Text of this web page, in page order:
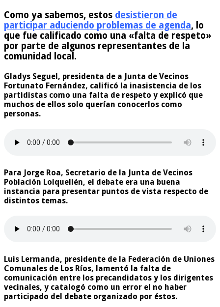
Como ya sabemos, estos desistieron de
participar aduciendo problemas de agenda, lo
que fue calificado como una «falta de respeto»
por parte de algunos representantes de la
comunidad local.
Gladys Seguel, presidenta de a Junta de Vecinos
Fortunato Fernández, calificó la inasistencia de los
partidistas como una falta de respeto y explicó que
muchos de ellos solo querían conocerlos como
personas.
Para Jorge Roa, Secretario de la Junta de Vecinos
Población Lolquellén, el debate era una buena
instancia para presentar puntos de vista respecto de
distintos temas.
Luis Lermanda, presidente de la Federación de Uniones
Comunales de Los Ríos, lamentó la falta de
comunicación entre los precandidatos y los dirigentes
vecinales, y catalogó como un error el no haber
participado del debate organizado por éstos.